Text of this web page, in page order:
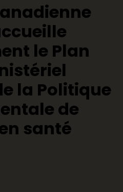
le Plan
la Politique
de
santé